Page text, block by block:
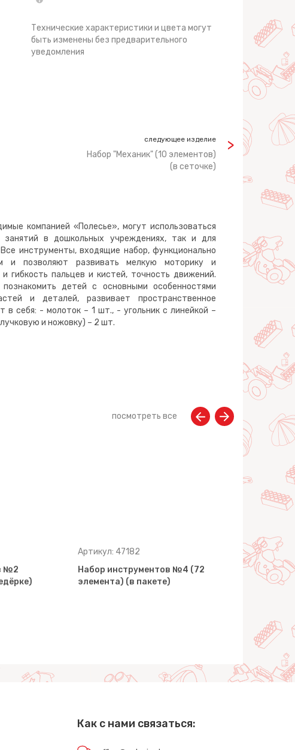
Технические характеристики и цвета могут
быть изменены без предварительного
уведомления
следующее изделие
Набор "Механик" (10 элементов)
(в сеточке)
компанией «Полесье», могут использоваться
занятий в дошкольных учреждениях, так и для
инструменты, входящие набор, функционально
и позволяют развивать мелкую моторику и
гибкость пальцев и кистей, точность движений.
детей с основными особенностями
и деталей, развивает пространственное
в себя: - молоток – 1 шт., - угольник с линейкой –
и ножовку) – 2 шт.
посмотреть все
№2
Артикул: 47182
Набор инструментов №4 (72
элемента) (в пакете)
Артикул:
Набор
(129
Как с нами связаться: